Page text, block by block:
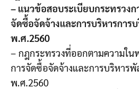
– แนวข้อสอบระเบียบกระทรวงก
จัดซื้อจัดจ้างและการบริหารการ
พ.ศ.2560
– กฎกระทรวงที่ออกตามความใ
การจัดซื้อจัดจ้างและการบริหาร
พ.ศ.2560